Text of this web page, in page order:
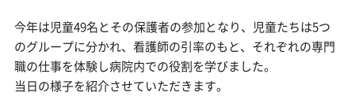
今年は児童49名とその保護者の参加となり、児童たちは5つ
のグループに分かれ、看護師の引率のもと、それぞれの専門
職の仕事を体験し病院内での役割を学びました。
当日の様子を紹介させていただきます。